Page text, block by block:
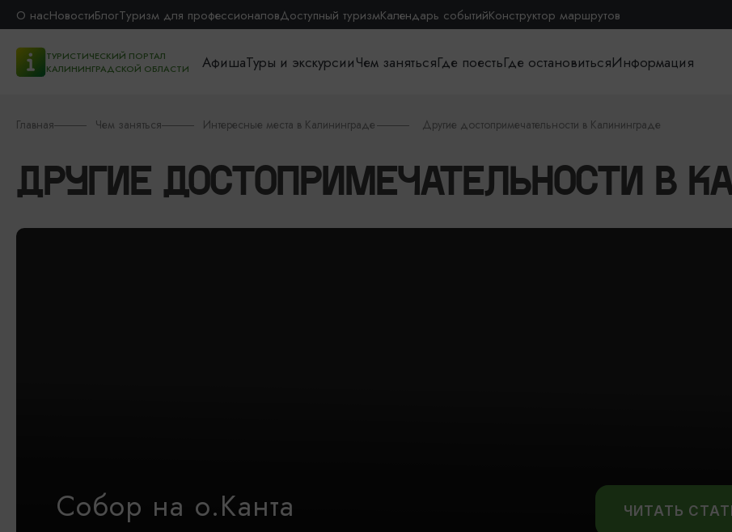
О насНовостиБлогТуризм для профессионаловДоступный туризмКалендарь событийКонструктор маршрутов
ТУРИСТИЧЕСКИЙ ПОРТАЛ
КАЛИНИНГРАДСКОЙ ОБЛАСТИ
АфишаТуры и экскурсииЧем занятьсяГде поестьГде остановитьсяИнформация
Главная Чем заняться Интересные места в Калининграде Другие достопримечательности в Калининграде
ДРУГИЕ ДОСТОПРИМЕЧАТЕЛЬНОСТИ В
Собор на о.Канта ЧИТАТЬ